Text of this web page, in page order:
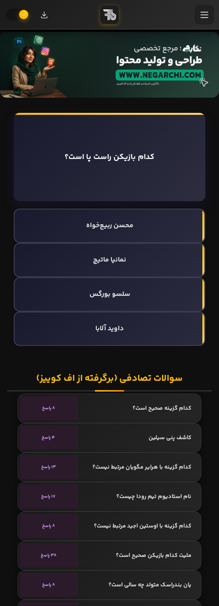
کدام بازیکن راست پا است؟
محسن ربیع‌خواه
نمانیا ماتیچ
سلسو بورگس
داوید آلابا
سوالات تصادفی (برگرفته از اف کوییز)
کدام گزینه صحیح است؟ 8 پاسخ
کاشف پنی سیلین 4 پاسخ
کدام گزینه با هرایر مگویان مرتبط نیست؟ 13 پاسخ
نام استادیوم تیم رودا چیست؟ 17 پاسخ
کدام گزینه با اوستین اجید مرتبط نیست؟ 8 پاسخ
ملیت کدام بازیکن صحیح است؟ 38 پاسخ
یان بندراسک متولد چه سالی است؟ 8 پاسخ